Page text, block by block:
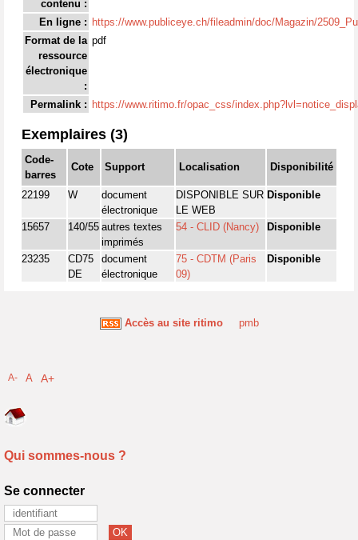
contenu :
En ligne : https://www.publiceye.ch/fileadmin/doc/Magazin/
Format de la
ressource
électronique
:
pdf
Permalink : https://www.ritimo.fr/opac_css/
Exemplaires (3)
Code-
barres
Cote Support Localisation Disponibilité
22199 W
document
électronique
DISPONIBLE SUR
LE WEB
Disponible
15657 140/55 autres textes
imprimés
54 - CLID (Nancy) Disponible
23235
CD75
DE
document
électronique
75 - CDTM (Paris
09)
Disponible
Accès au site ritimo pmb
A- A A+
Qui sommes-nous ?
Se connecter